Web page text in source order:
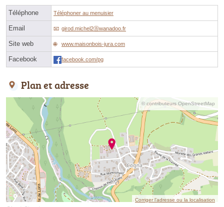
Téléphone Téléphoner au menuisier
Email girod.michel2ⓐwanadoo.fr
Site web www.maisonbois-jura.com
Facebook facebook.com/pg
Plan et adresse
© contributeurs OpenStreetMap
Corriger l’adresse ou la localisation